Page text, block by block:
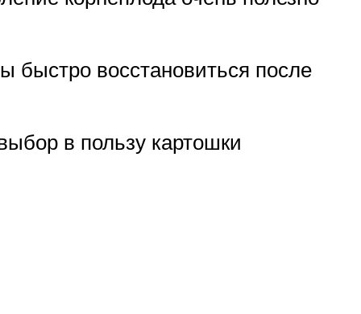
быстро восстановиться после
в пользу картошки